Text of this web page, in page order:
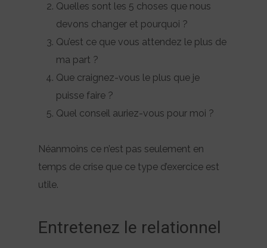
Quelles sont les 5 choses que nous
devons changer et pourquoi ?
Qu’est ce que vous attendez le plus de
ma part ?
Que craignez-vous le plus que je
puisse faire ?
Quel conseil auriez-vous pour moi ?
Néanmoins ce n’est pas seulement en
temps de crise que ce type d’exercice est
utile.
Entretenez le relationnel